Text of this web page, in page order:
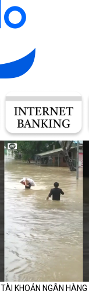
TÀI KHOẢN NGÂN HÀNG